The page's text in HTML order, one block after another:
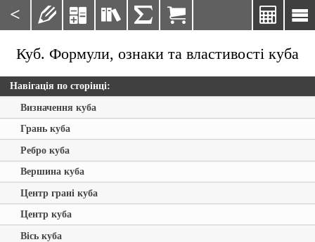
< 

    
Куб. Формули, ознаки та властивості куба
Навігація по сторінці:
Визначення куба
Грань куба
Ребро куба
Вершина куба
Центр грані куба
Центр куба
Вісь куба